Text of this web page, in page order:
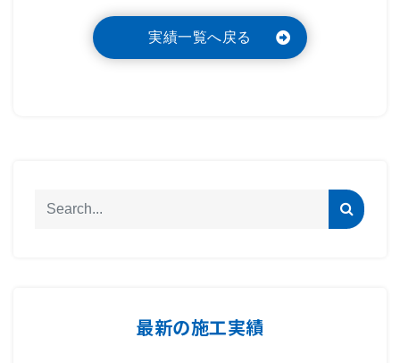
実績一覧へ戻る
最新の施工実績